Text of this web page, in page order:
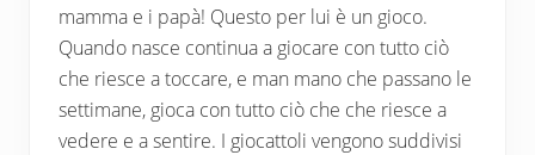
mamma e i papà! Questo per lui è un gioco.
Quando nasce continua a giocare con tutto ciò
che riesce a toccare, e man mano che passano le
settimane, gioca con tutto ciò che che riesce a
vedere e a sentire. I giocattoli vengono suddivisi